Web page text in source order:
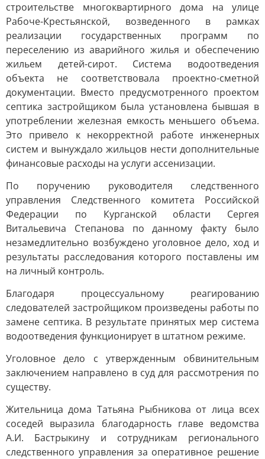
строительстве многоквартирного дома на улице
Рабоче-Крестьянской, возведенного в рамках
реализации государственных программ по
переселению из аварийного жилья и обеспечению
жильем детей-сирот. Система водоотведения
объекта не соответствовала проектно-сметной
документации. Вместо предусмотренного проектом
септика застройщиком была установлена бывшая в
употреблении железная емкость меньшего объема.
Это привело к некорректной работе инженерных
систем и вынуждало жильцов нести дополнительные
финансовые расходы на услуги ассенизации.
По поручению руководителя следственного
управления Следственного комитета Российской
Федерации по Курганской области Сергея
Витальевича Степанова по данному факту было
незамедлительно возбуждено уголовное дело, ход и
результаты расследования которого поставлены им
на личный контроль.
Благодаря процессуальному реагированию
следователей застройщиком произведены работы по
замене септика. В результате принятых мер система
водоотведения функционирует в штатном режиме.
Уголовное дело с утвержденным обвинительным
заключением направлено в суд для рассмотрения по
существу.
Жительница дома Татьяна Рыбникова от лица всех
соседей выразила благодарность главе ведомства
А.И. Бастрыкину и сотрудникам регионального
следственного управления за оперативное решение